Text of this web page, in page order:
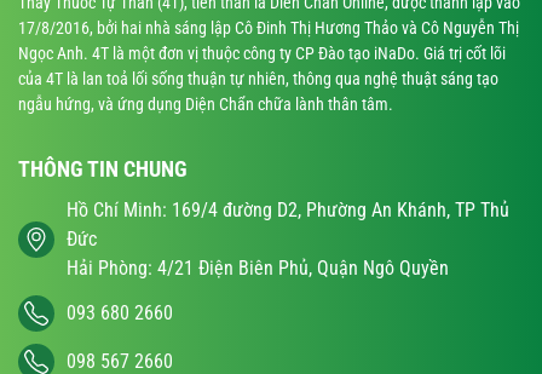
17/8/2016, bởi hai nhà sáng lập Cô Đinh Thị Hương Thảo và Cô Nguyễn Thị
Ngọc Anh. 4T là một đơn vị thuộc công ty CP Đào tạo iNaDo. Giá trị cốt lõi
của 4T là lan toả lối sống thuận tự nhiên, thông qua nghệ thuật sáng tạo
ngẫu hứng, và ứng dụng Diện Chẩn chữa lành thân tâm.
THÔNG TIN CHUNG
Hồ Chí Minh: 169/4 đường D2, Phường An Khánh, TP Thủ
Đức
Hải Phòng: 4/21 Điện Biên Phủ, Quận Ngô Quyền
093 680 2660
098 567 2660